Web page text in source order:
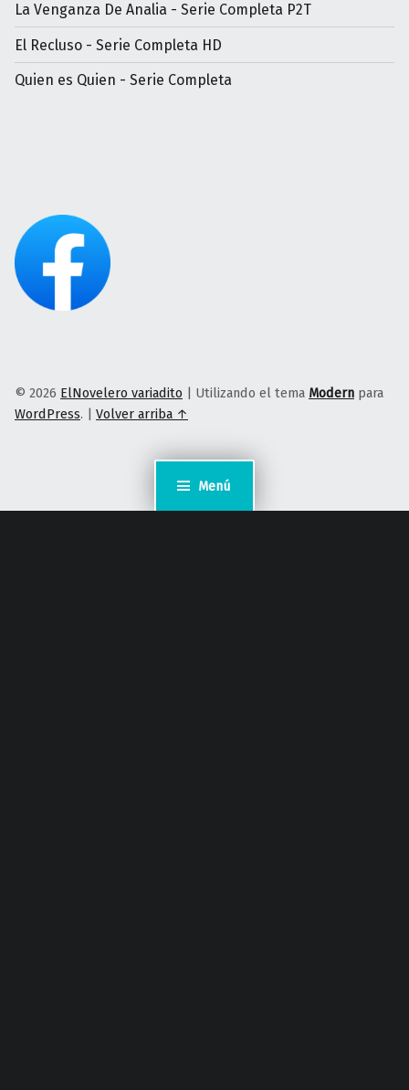
Menú
La Venganza De Analia - Serie Completa P2T
El Recluso - Serie Completa HD
Quien es Quien - Serie Completa
© 2026 ElNovelero variadito | Utilizando el tema Modern para
WordPress. | Volver arriba ↑